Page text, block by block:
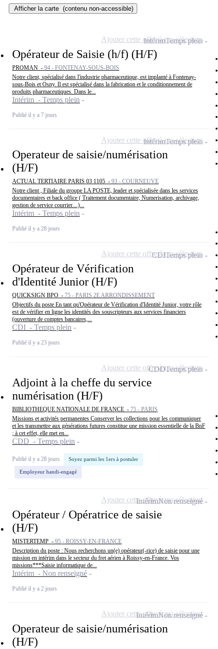
Afficher la carte (contenu non-accessible)
Opérateur de Saisie (h/f) (H/F)
PROMAN - 94 - FONTENAY-SOUS-BOIS
Notre client, spécialisé dans l'industrie pharmaceutique, est implanté à Fontenay-
sous-Bois et Osny. Il est spécialisé dans la fabrication et le conditionnement de
produits pharmaceutiques. Dans le...
Intérim - Temps plein
Publié il y a 7 jours
IntérimTemps plein
Ajouter cette offre à ma sélection
Operateur de saisie/numérisation
(H/F)
ACTUAL TERTIAIRE PARIS 03 1105 - 93 - COURNEUVE
Notre client , Filiale du groupe LA POSTE, leader et spécialisée dans les services
documentaires et back office ( Traitement documentaire, Numerisation, archivage,
gestion de service courrier....)...
Intérim - Temps plein
Publié il y a 28 jours
IntérimTemps plein
Ajouter cette offre à ma sélection
Opérateur de Vérification
d'Identité Junior (H/F)
QUICKSIGN BPO - 75 - PARIS 2E ARRONDISSEMENT
Objectifs du poste En tant qu'Opérateur de Vérification d'Identité Junior, votre rôle
est de vérifier en ligne les identités des souscripteurs aux services financiers
(ouverture de comptes bancaires,...
CDI - Temps plein
Publié il y a 23 jours
CDITemps plein
Ajouter cette offre à ma sélection
Adjoint à la cheffe du service
numérisation (H/F)
BIBLIOTHEQUE NATIONALE DE FRANCE - 75 - PARIS
Missions et activités permanentes Conserver les collections pour les communiquer
et les transmettre aux générations futures constitue une mission essentielle de la BnF
; à cet effet, elle met en...
CDD - Temps plein
Publié il y a 28 jours Soyez parmi les 1ers à postuler
Employeur handi-engagé
CDDTemps plein
Ajouter cette offre à ma sélection
Opérateur / Opératrice de saisie
(H/F)
MISTERTEMP - 95 - ROISSY-EN-FRANCE
Description du poste : Nous recherchons un(e) opérateur(-rice) de saisie pour une
mission en intérim dans le secteur du fret aérien à Roissy-en-France. Vos
missions***Saisie informatique de...
Intérim - Non renseigné
Publié il y a 2 jours
IntérimNon renseigné
Ajouter cette offre à ma sélection
Operateur de saisie/numérisation
(H/F)
IntérimNon renseigné
Ajouter cette offre à ma sélection